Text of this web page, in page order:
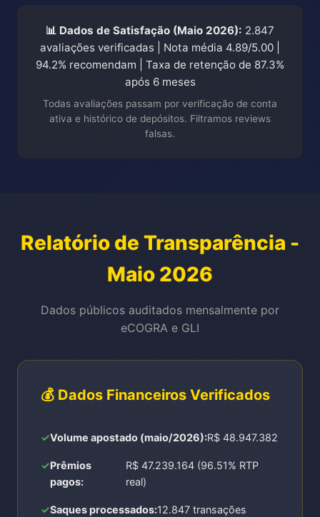
📊 Dados de Satisfação (Maio 2026): 2.847
avaliações verificadas | Nota média 4.89/5.00 |
94.2% recomendam | Taxa de retenção de 87.3%
após 6 meses
Todas avaliações passam por verificação de conta
ativa e histórico de depósitos. Filtramos reviews
falsas.
Relatório de Transparência -
Maio 2026
Dados públicos auditados mensalmente por
eCOGRA e GLI
💰 Dados Financeiros Verificados
Volume apostado (maio/2026):R$ 48.947.382
Prêmios
pagos:
R$ 47.239.164 (96.51% RTP
real)
Saques processados:12.847 transações